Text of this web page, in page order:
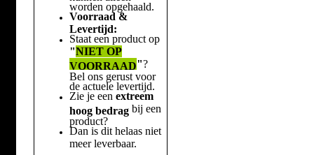
worden opgehaald.
Voorraad &
Levertijd:
Staat een product op
"NIET OP
VOORRAAD"?
Bel ons gerust voor
de actuele levertijd.
Zie je een extreem
hoog bedragbij een
product?
Dan is dit helaas niet
meer leverbaar.